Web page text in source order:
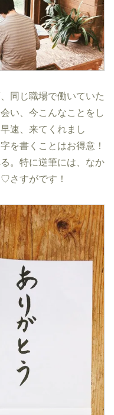
同じ職場で働いていた
い、今こんなことをし
速、来てくれまし
を書くことはお得意！
。特に逆筆には、なか
さすがです！